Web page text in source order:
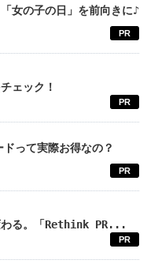
女の子の日」を前向きに♪
PR
ェック！
PR
って実際お得なの？
PR
わる。「Rethink PR...
PR